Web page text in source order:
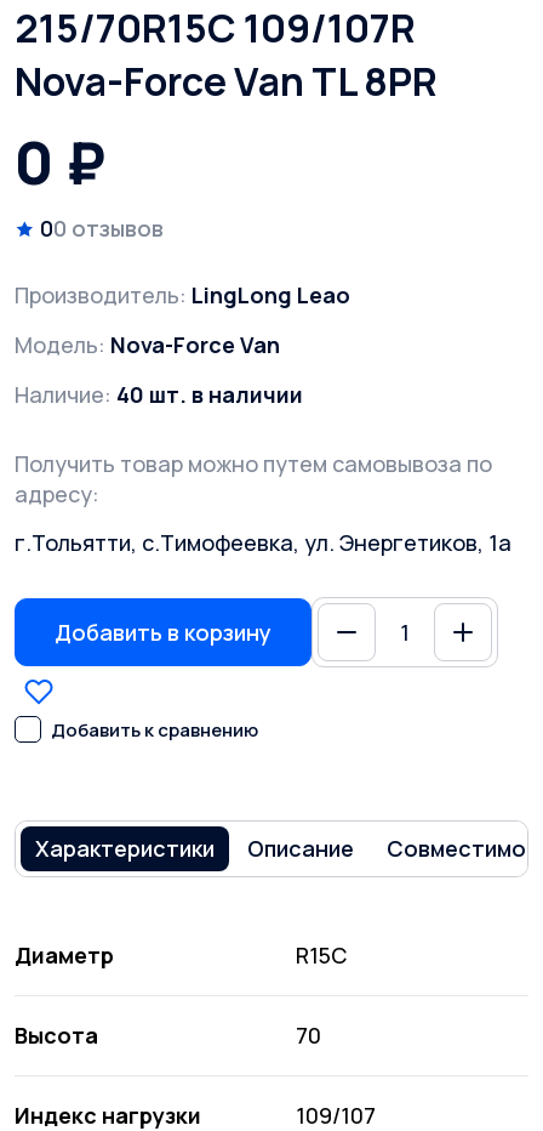
215/70R15C 109/107R
Nova-Force Van TL 8PR
0 ₽
00 отзывов
Производитель: LingLong Leao
Модель: Nova-Force Van
Наличие: 40 шт. в наличии
Получить товар можно путем самовывоза по
адресу:
г.Тольятти, с.Тимофеевка, ул. Энергетиков, 1а
Добавить в корзину
Добавить к сравнению
Характеристики Описание
Диаметр R15C
Высота 70
Индекс нагрузки 109/107